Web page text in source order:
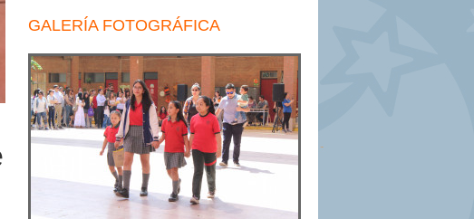
GALERÍA FOTOGRÁFICA